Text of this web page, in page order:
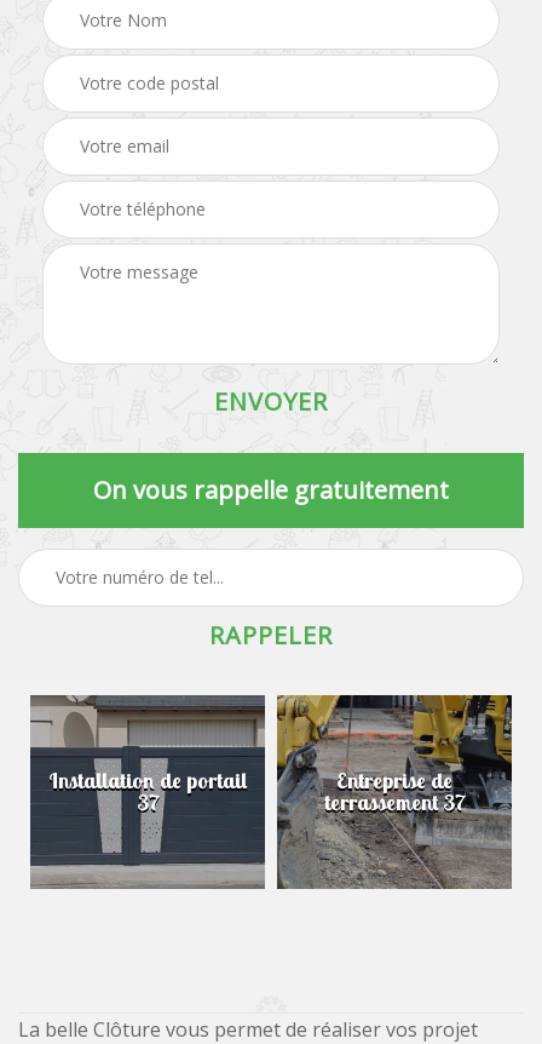
On vous rappelle gratuitement
Installation de portail
37
Entreprise de
terrassement 37
La belle Clôture vous permet de réaliser vos projet